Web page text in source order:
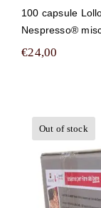
100 capsule
Nespresso®
€24,00
Out of stock